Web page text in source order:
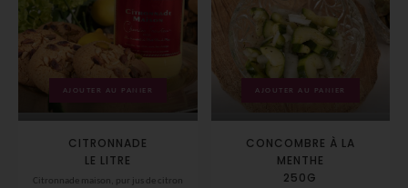
AJOUTER AU PANIER
CITRONNADE
LE LITRE
Citronnade maison, pur jus de citron
AJOUTER AU PANIER
CONCOMBRE À LA
MENTHE
250G